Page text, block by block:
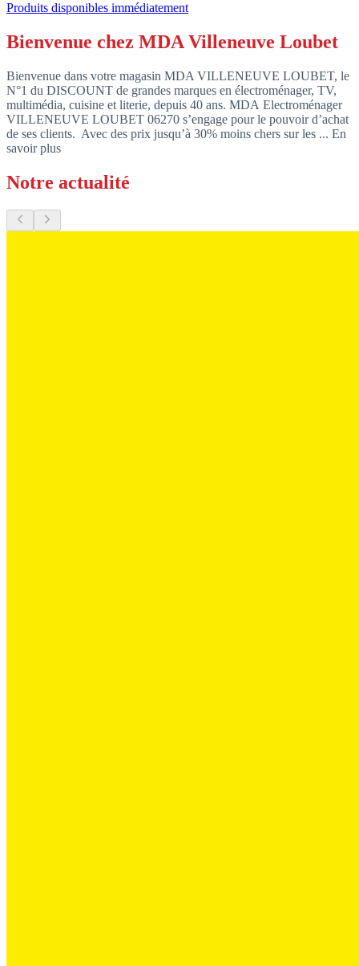
Produits disponibles immédiatement
Bienvenue chez MDA Villeneuve Loubet
Bienvenue dans votre magasin MDA VILLENEUVE LOUBET, le
N°1 du DISCOUNT de grandes marques en électroménager, TV,
multimédia, cuisine et literie, depuis 40 ans. MDA Electroménager
VILLENEUVE LOUBET 06270 s’engage pour le pouvoir d’achat
de ses clients. Avec des prix jusqu’à 30% moins chers sur les ... En
savoir plus
Notre actualité